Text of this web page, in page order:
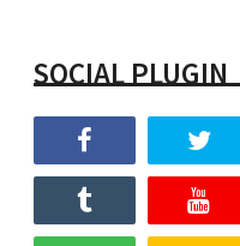
SOCIAL PLUGIN